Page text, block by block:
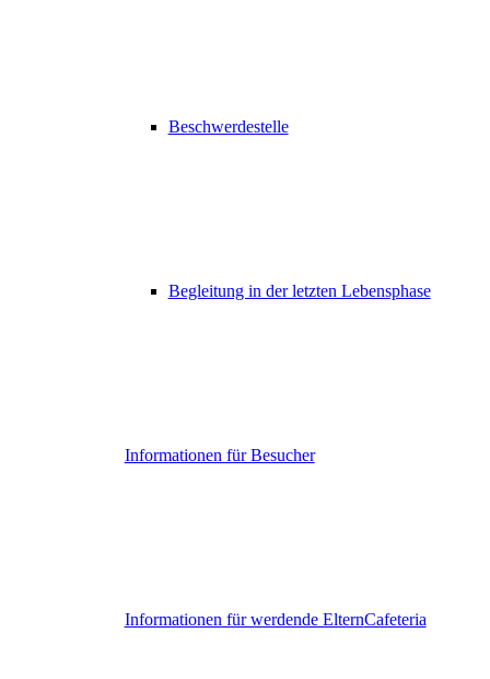
Beschwerdestelle
Begleitung in der letzten Lebensphase
Informationen für Besucher
Informationen für werdende ElternCafeteria